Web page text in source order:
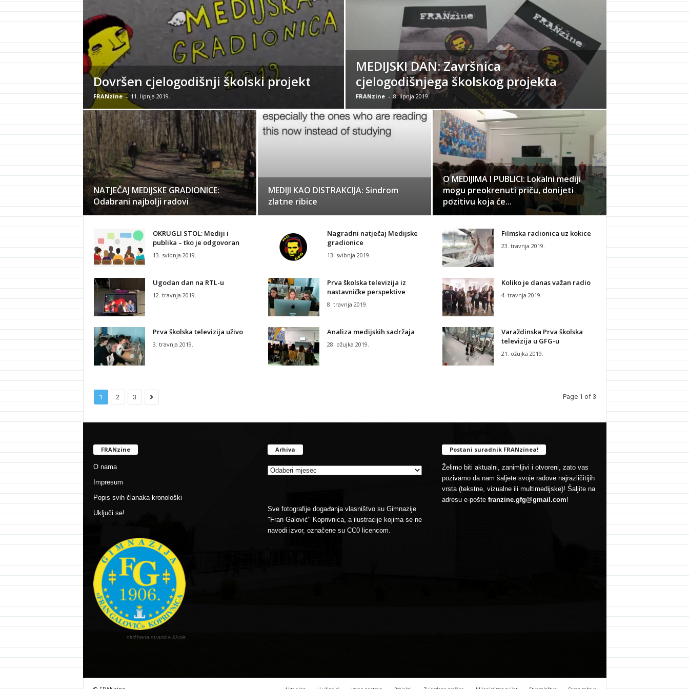
Dovršen cjelogodišnji školski projekt
FRANzine - 11. lipnja 2019.
MEDIJSKI DAN: Završnica
cjelogodišnjega školskog projekta
FRANzine - 8. lipnja 2019.
NATJEČAJ MEDIJSKE GRADIONICE:
Odabrani najbolji radovi
MEDIJI KAO DISTRAKCIJA: Sindrom
zlatne ribice
O MEDIJIMA I PUBLICI: Lokalni mediji
mogu preokrenuti priču, donijeti
pozitivu koja će...
OKRUGLI STOL: Mediji i
publika – tko je odgovoran
13. svibnja 2019.
Nagradni natječaj Medijske
gradionice
13. svibnja 2019.
Filmska radionica uz kokice
23. travnja 2019.
Ugodan dan na RTL-u
12. travnja 2019.
Prva školska televizija iz
nastavničke perspektive
8. travnja 2019.
Koliko je danas važan radio
4. travnja 2019.
Prva školska televizija uživo
3. travnja 2019.
Analiza medijskih sadržaja
28. ožujka 2019.
Varaždinska Prva školska
televizija u GFG-u
21. ožujka 2019.
1 2 3 Page 1 of 3
FRANzine
O nama
Impresum
Popis svih članaka kronološki
Uključi se!
službena stranica škole
Arhiva
Sve fotografije događanja vlasništvo su Gimnazije
"Fran Galović" Koprivnica, a ilustracije kojima se ne
navodi izvor, označene su CC0 licencom.
Postani suradnik FRANzinea!
Želimo biti aktualni, zanimljivi i otvoreni, zato vas
pozivamo da nam šaljete svoje radove najrazličitijih
vrsta (tekstne, vizualne ili multimedijske)! Šaljite na
adresu e-pošte franzine.gfg@gmail.com!